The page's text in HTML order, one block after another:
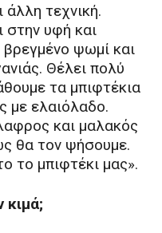
άλλη τεχνική.
στην υφή και
ψωμί και
Θέλει πολύ
τα μπιφτέκια
με ελαιόλαδο.
και μαλακός
θα τον ψήσουμε.
το μπιφτέκι μας».
κιμά;